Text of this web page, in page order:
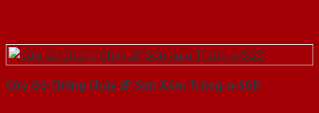
Cửa Gỗ Chống Cháy 2P Sơn Xám Trắng-a-SGD